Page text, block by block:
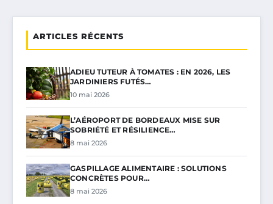
ARTICLES RÉCENTS
ADIEU TUTEUR À TOMATES : EN 2026, LES
JARDINIERS FUTÉS…
10 mai 2026
L’AÉROPORT DE BORDEAUX MISE SUR
SOBRIÉTÉ ET RÉSILIENCE…
8 mai 2026
GASPILLAGE ALIMENTAIRE : SOLUTIONS
CONCRÈTES POUR…
8 mai 2026